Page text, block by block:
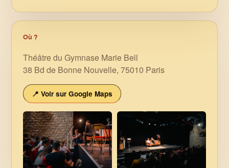
Où ?
Théâtre du Gymnase Marie Bell
38 Bd de Bonne Nouvelle, 75010 Paris
📍 Voir sur Google Maps